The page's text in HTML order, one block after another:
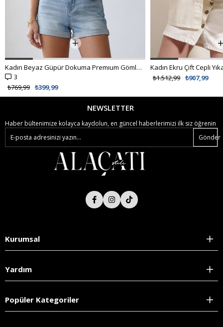
Kadın Beyaz Güpür Dokuma Premıum Gömlek ALC-X4366
3
₺399,99
₺769,99
₺907,99
₺1.512,99
NEWSLETTER
Haber bültenimize kolayca kaydolun, en güncel haberlerimizi ilk siz öğrenin
Gönder
Kurumsal
Yardım
Popüler Kategoriler